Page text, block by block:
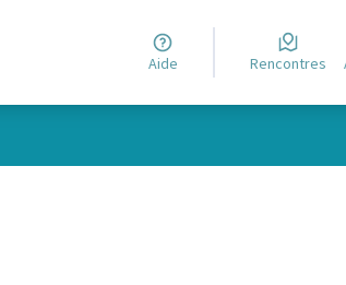
Aide Rencontres